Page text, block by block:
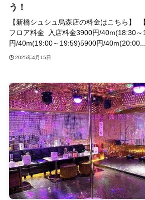
う！
【新橋シュシュ烏森店の料金はこちら】
フロア料金 入店料金3900円/40m(18:30
円/40m(19:00～19:59)5900円/40m(20:00...
2025年4月15日